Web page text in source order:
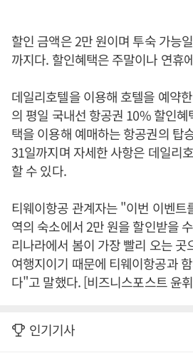
할인 금액은 2만 원이며 투숙 가능
까지다. 할인혜택은 주말이나 연휴
데일리호텔을 이용해 호텔을 예약
의 평일 국내선 항공권 10% 할인
택을 이용해 예매하는 항공권의 탑
31일까지며 자세한 사항은 데일리
할 수 있다.
티웨이항공 관계자는 "이번 이벤트
역의 숙소에서 2만 원을 할인받을
리나라에서 봄이 가장 빨리 오는 곳
여행지이기 때문에 티웨이항공과
다"고 말했다. [비즈니스포스트 윤
인기기사